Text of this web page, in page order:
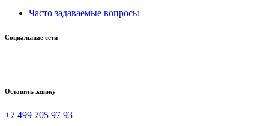
Часто задаваемые вопросы
Социальные сети
Оставить заявку
+7 499 705 97 93